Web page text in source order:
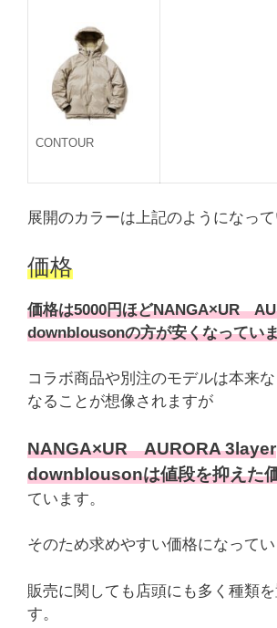
CONTOUR
展開のカラーは上記のようになって
価格
価格は5000円ほどNANGA×UR
downblousonの方が安くなってい
コラボ商品や別注のモデルは本来な
なることが想像されますが
NANGA×UR AURORA 3layer
downblousonは値段を抑えた
ています。
そのため求めやすい価格になってい
販売に関しても店頭にも多く種類
す。